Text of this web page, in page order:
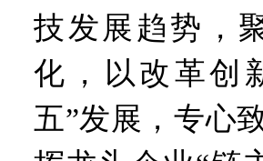
技发展趋势，
化，以改革创
五”发展，专心